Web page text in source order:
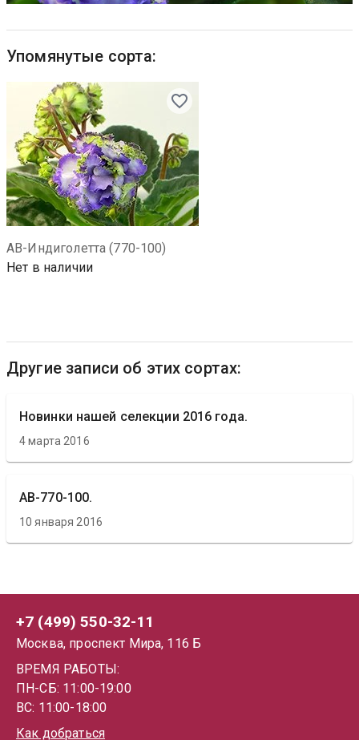
Упомянутые сорта:
АВ-Индиголетта (770-100)
Нет в наличии
Другие записи об этих сортах:
Новинки нашей селекции 2016 года.
4 марта 2016
АВ-770-100.
10 января 2016
+7 (499) 550-32-11
Москва, проспект Мира, 116 Б
ВРЕМЯ РАБОТЫ:
ПН-СБ: 11:00-19:00
ВС: 11:00-18:00
Как добраться